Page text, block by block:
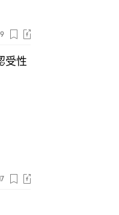
受性